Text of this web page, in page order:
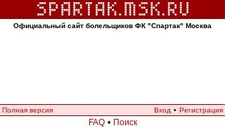
Официальный сайт болельщиков ФК "Спартак" Москва
Полная версия Вход • Регистрация
FAQ • Поиск